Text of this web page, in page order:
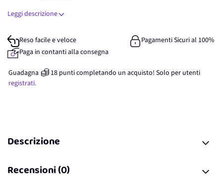
Leggi descrizione
Reso facile e veloce
Pagamenti Sicuri al 100%
Paga in contanti alla consegna
Guadagna 18 punticompletando un acquisto! Solo per utenti
registrati.
Descrizione
Recensioni (0)